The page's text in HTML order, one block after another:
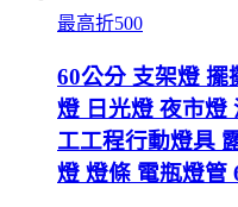
最高折500
60公分 支架燈
燈 日光燈 夜市燈
工工程行動燈具
燈 燈條 電瓶燈管